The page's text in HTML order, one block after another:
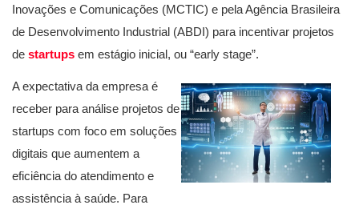
Inovações e Comunicações (MCTIC) e pela Agência Brasileira
de Desenvolvimento Industrial (ABDI) para incentivar projetos
de startups em estágio inicial, ou “early stage”.
A expectativa da empresa é
receber para análise projetos de
startups com foco em soluções
digitais que aumentem a
eficiência do atendimento e
assistência à saúde. Para